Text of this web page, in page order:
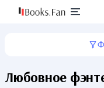
Любовное